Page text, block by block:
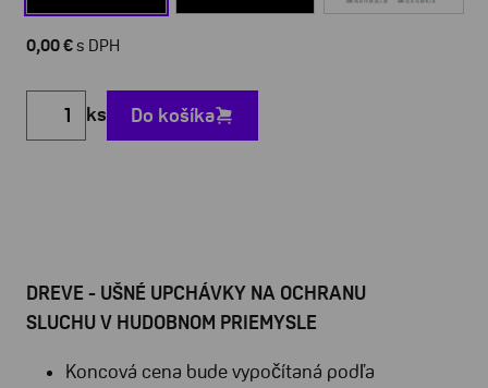
0,00 €s DPH
ks Do košíka
DREVE - UŠNÉ UPCHÁVKY NA OCHRANU
SLUCHU V HUDOBNOM PRIEMYSLE
Koncová cena bude vypočítaná podľa